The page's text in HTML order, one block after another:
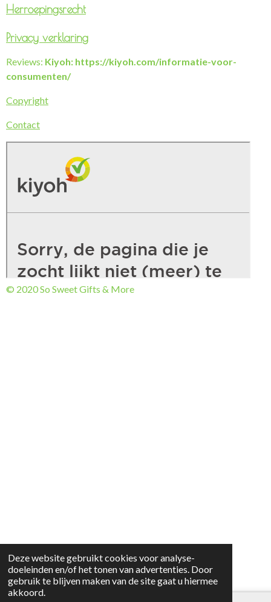
Deze website gebruikt cookies voor analyse-
doeleinden en/of het tonen van advertenties. Door
gebruik te blijven maken van de site gaat u hiermee
akkoord.
Herroepingsrecht
Privacy verklaring
Reviews: Kiyoh: https://kiyoh.com/informatie-voor-
consumenten/
Copyright
Contact
© 2020 So Sweet Gifts & More